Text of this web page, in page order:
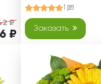
₽
₽
1
Заказать